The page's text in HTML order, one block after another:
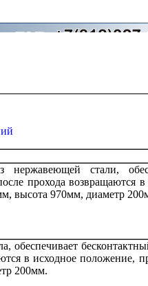
стали,
прохода возвращаются в
высота 970мм, диаметр
обеспечивает
в исходное положение,
200мм.